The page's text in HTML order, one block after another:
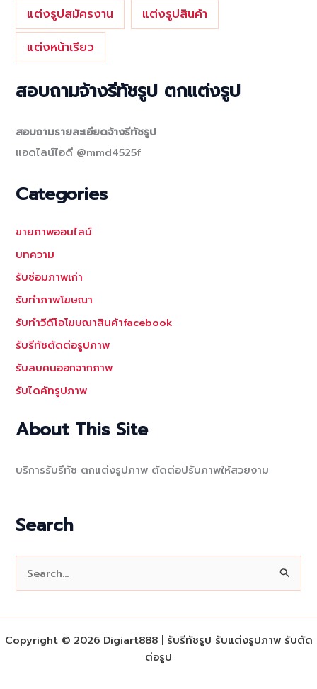
แต่งรูปสมัครงาน
แต่งรูปสินค้า
แต่งหน้าเรียว
สอบถามจ้างรีทัชรูป ตกแต่งรูป
สอบถามรายละเอียดจ้างรีทัชรูป
แอดไลน์ไอดี @mmd4525f
Categories
ขายภาพออนไลน์
บทความ
รับซ่อมภาพเก่า
รับทำภาพโฆษณา
รับทำวีดีโอโฆษณาสินค้าfacebook
รับรีทัชตัดต่อรูปภาพ
รับลบคนออกจากภาพ
รับไดคัทรูปภาพ
About This Site
บริการรับรีทัช ตกแต่งรูปภาพ ตัดต่อปรับภาพให้สวยงาม
Search
c
Copyright © 2026 Digiart888 | รับรีทัชรูป รับแต่งรูปภาพ รับตัด
ต่อรูป